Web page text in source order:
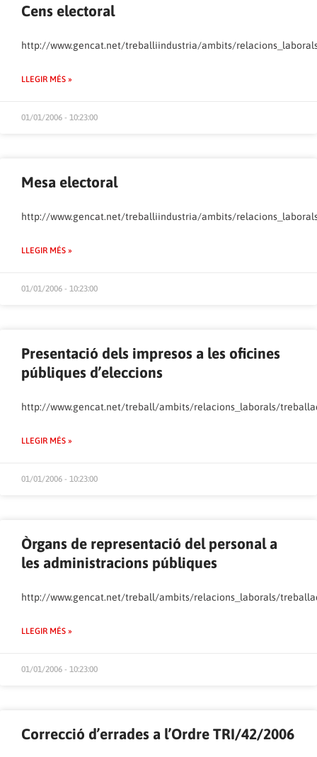
Cens electoral
http://www.gencat.net/treballiindustria/ambits/
LLEGIR MÉS »
01/01/2006 - 10:23:00
Mesa electoral
http://www.gencat.net/treballiindustria/ambits/
LLEGIR MÉS »
01/01/2006 - 10:23:00
Presentació dels impresos a les oficines
públiques d’eleccions
http://www.gencat.net/treball/ambits/relacions_laborals/
LLEGIR MÉS »
01/01/2006 - 10:23:00
Òrgans de representació del personal a
les administracions públiques
http://www.gencat.net/treball/ambits/relacions_laborals/
LLEGIR MÉS »
01/01/2006 - 10:23:00
Correcció d’errades a l’Ordre TRI/42/2006